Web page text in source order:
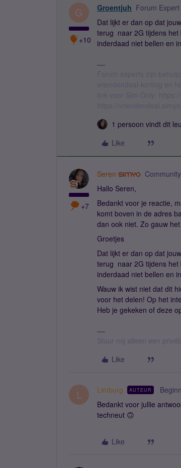
G
+10
Groentjuh Forum Expert
Dat lijkt er dan op dat
terug naar 2G tijdens het
inderdaad niet bellen en
1 persoon vindt dit
Like
+7
Seren
Hallo Seren,
Bedankt voor je reactie,
komt boven in de adres
dan ook niet. Zo gauw
Groetjes
Dat lijkt er dan op dat
terug naar 2G tijdens het
inderdaad niet bellen en
Wauw ik wist niet dat dit
voor het delen! Op het
Heb je gekeken of deze
Stuur mij alleen een
Like
L Limburg AUTEUR
Bedankt voor jullie
techneut 🙃
Like